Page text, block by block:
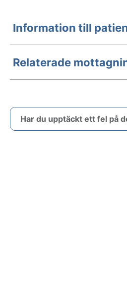
Information till
Relaterade
Har du upptäckt ett fel på